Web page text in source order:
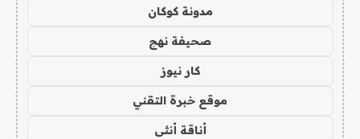
مدونة كوكان
صحيفة نهج
كار نيوز
موقع خبرة التقني
أناقة أنثى